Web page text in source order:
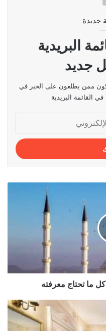
جديدة
البريدية
جديد
ممن يطلعون على الخبر في
القائمة البريدية
ما تحتاج معرفته